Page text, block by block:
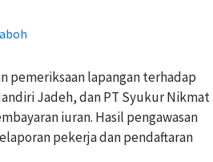
pemeriksaan lapangan terhadap
Jadeh, dan PT Syukur Nikmat
iuran. Hasil pengawasan
pekerja dan pendaftaran